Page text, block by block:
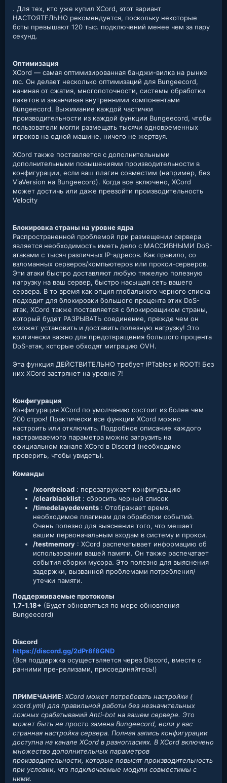
. Для тех, кто уже купил XCord, этот вариант
НАСТОЯТЕЛЬНО рекомендуется, поскольку некоторые
боты превышают 120 тыс. подключений менее чем за пару
секунд.
Оптимизация
XCord — самая оптимизированная банджи-вилка на рынке
mc. Он делает несколько оптимизаций для Bungeecord,
начиная от сжатия, многопоточности, системы обработки
пакетов и заканчивая внутренними компонентами
Bungeecord. Выжимание каждой частички
производительности из каждой функции Bungeecord, чтобы
пользователи могли размещать тысячи одновременных
игроков на одной машине, ничего не жертвуя.
XCord также поставляется с дополнительными
дополнительными повышениями производительности в
конфигурации, если ваш плагин совместим (например, без
ViaVersion на Bungeecord). Когда все включено, XCord
может достичь или даже превзойти производительность
Velocity
Блокировка страны на уровне ядра
Распространенной проблемой при размещении сервера
является необходимость иметь дело с МАССИВНЫМИ DoS-
атаками с тысяч различных IP-адресов. Как правило, со
взломанных серверов/компьютеров или прокси-серверов.
Эти атаки быстро доставляют любую тяжелую полезную
нагрузку на ваш сервер, быстро насыщая сеть вашего
сервера. В то время как опция глобального черного списка
подходит для блокировки большого процента этих DoS-
атак, XCord также поставляется с блокировщиком страны,
который будет РАЗРЫВАТЬ соединение, прежде чем он
сможет установить и доставить полезную нагрузку! Это
критически важно для предотвращения большого процента
DoS-атак, которые обходят миграцию OVH.
Эта функция ДЕЙСТВИТЕЛЬНО требует IPTables и ROOT! Без
них XCord застрянет на уровне 7!
Конфигурация
Конфигурация XCord по умолчанию состоит из более чем
200 строк! Практически все функции XCord можно
настроить или отключить. Подробное описание каждого
настраиваемого параметра можно загрузить на
официальном канале XCord в Discord (необходимо
проверить, чтобы увидеть).
Команды
/xcordreload : перезагружает конфигурацию
/clearblacklist : сбросить черный список
/timedelayedevents : Отображает время,
необходимое плагинам для обработки событий.
Очень полезно для выяснения того, что мешает
вашим первоначальным входам в систему и прокси.
/testmemory : XCord распечатывает информацию об
использовании вашей памяти. Он также распечатает
события сборки мусора. Это полезно для выяснения
задержки, вызванной проблемами потребления/
утечки памяти.
Поддерживаемые протоколы
1.7-1.18+ (Будет обновляться по мере обновления
Bungeecord)
Discord
https://discord.gg/2dPr8f8GND
(Вся поддержка осуществляется через Discord, вместе с
ранними пре-релизами, присоединяйтесь!)
ПРИМЕЧАНИЕ: XCord может потребовать настройки (
xcord.yml) для правильной работы без незначительных
ложных срабатываний Anti-bot на вашем сервере. Это
может быть не просто замена Bungeecord, если у вас
странная настройка сервера. Полная запись конфигурации
доступна на канале XCord в разногласиях. В XCord включено
множество дополнительных параметров
производительности, которые повысят производительность
при условии, что подключаемые модули совместимы с
ними.